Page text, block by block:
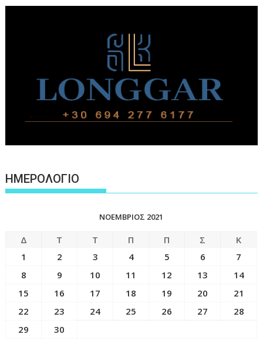
ΗΜΕΡΟΛΟΓΙΟ
ΝΟΈΜΒΡΙΟΣ 2021
Δ Τ Τ Π Π Σ
Κ
1
2 3 4 5 6
7
8
9 10 11 12 13
14
15
16 17 18 19 20
21
22
23 24 25 26 27
28
29
30